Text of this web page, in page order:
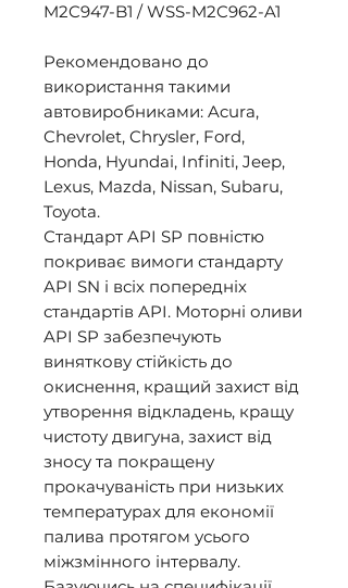
M2C947-B1 / WSS-M2C962-A1
Рекомендовано до
використання такими
автовиробниками: Acura,
Chevrolet, Chrysler, Ford,
Honda, Hyundai, Infiniti, Jeep,
Lexus, Mazda, Nissan, Subaru,
Toyota.
Стандарт API SP повністю
покриває вимоги стандарту
API SN і всіх попередніх
стандартів API. Моторні оливи
API SP забезпечують
виняткову стійкість до
окиснення, кращий захист від
утворення відкладень, кращу
чистоту двигуна, захист від
зносу та покращену
прокачуваність при низьких
температурах для економії
палива протягом усього
міжзмінного інтервалу.